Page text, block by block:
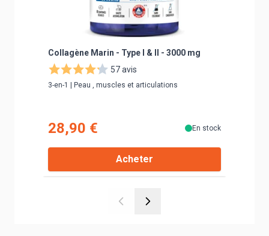
Collagène Marin - Type I & II - 3000 mg
57 avis
3-en-1 | Peau , muscles et articulations
28,90 € En stock
Acheter